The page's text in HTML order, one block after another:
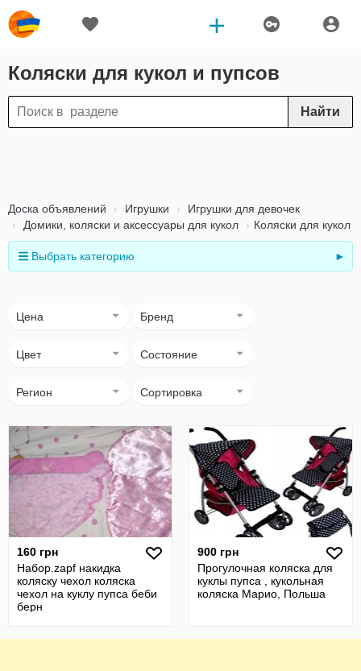
Коляски для кукол и пупсов
Найти
Доска объявлений Игрушки
Игрушки для девочек
Домики, коляски и аксессуары для кукол
Коляски для кукол
Выбрать категорию ►
Цена Бренд
Цвет Состояние
Регион Сортировка
160 грн
Набор.zapf накидка
коляску чехол коляска
чехол на куклу пупса беби
берн
900 грн
Прогулочная коляска для
куклы пупса , кукольная
коляска Марио, Польша